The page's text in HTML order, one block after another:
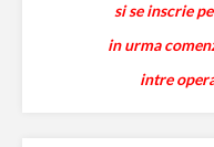
si se inscrie
in urma
intre